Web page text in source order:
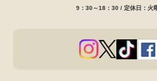
9：30～18：30 / 定休日：火